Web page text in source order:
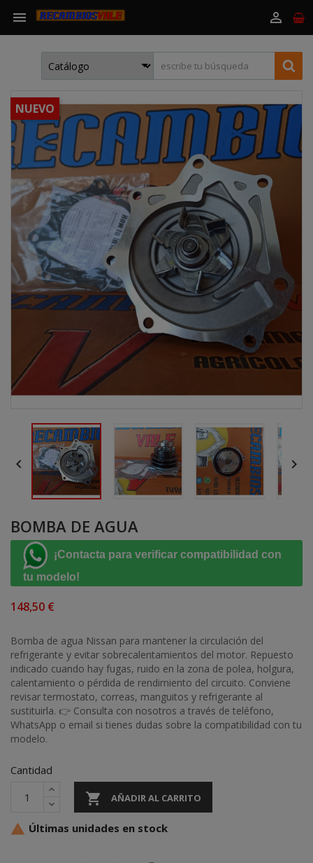
 
NUEVO
 
BOMBA DE AGUA
¡Contacta para verificar compatibilidad con
tu modelo!
148,50 €
Bomba de agua Nissan para mantener la circulación del
refrigerante y evitar sobrecalentamientos del motor. Repuesto
indicado cuando hay fugas, ruido en la zona de polea, holgura,
calentamiento o pérdida de rendimiento del circuito. Conviene
revisar termostato, correas, manguitos y refrigerante al
sustituirla. 👉 Consulta con nosotros a través de teléfono,
WhatsApp o email si tienes dudas sobre la compatibilidad con tu
modelo.
Cantidad
 AÑADIR AL CARRITO
 Últimas unidades en stock